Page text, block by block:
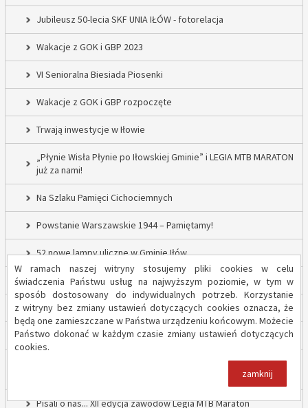
W ramach naszej witryny stosujemy pliki cookies w celu
świadczenia Państwu usług na najwyższym poziomie, w tym w
sposób dostosowany do indywidualnych potrzeb. Korzystanie
z witryny bez zmiany ustawień dotyczących cookies oznacza, że
będą one zamieszczane w Państwa urządzeniu końcowym. Możecie
Państwo dokonać w każdym czasie zmiany ustawień dotyczących
cookies.
zamknij
Jubileusz 50-lecia SKF UNIA IŁÓW - fotorelacja
Wakacje z GOK i GBP 2023
VI Senioralna Biesiada Piosenki
Wakacje z GOK i GBP rozpoczęte
Trwają inwestycje w Iłowie
„Płynie Wisła Płynie po Iłowskiej Gminie” i LEGIA MTB MARATON
już za nami!
Na Szlaku Pamięci Cichociemnych
Powstanie Warszawskie 1944 – Pamiętamy!
52 nowe lampy uliczne w Gminie Iłów
Inwestycja drogowa w Sadowie – prace rozpoczęte
Trwają inwestycje w Gminie Iłów
„Modernizacja Oczyszczalni Ścieków w Iłowie – etap II”
Strażacy z OSP Iłów walczą o pieniądze od Harnasia. Zachęcamy
Pisali o nas... XII edycja zawodów Legia MTB Maraton